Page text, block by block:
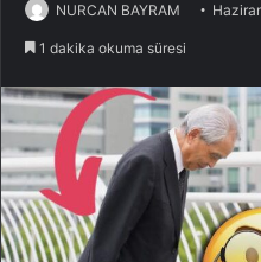
NURCAN BAYRAM
1 dakika okuma süresi